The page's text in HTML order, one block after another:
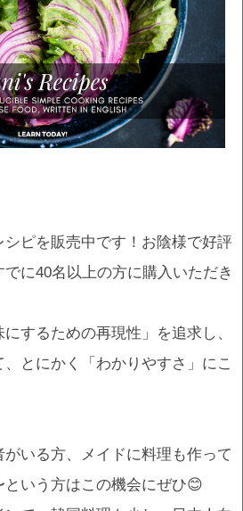
ピを販売中です！お陰様で好評
に40名以上の方に購入いただき
にするための再現性」を追求し、
とにかく「わかりやすさ」にこ
いる方、メイドに料理も作って
という方はこの機会にぜひ😊